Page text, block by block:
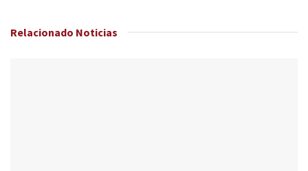
Relacionado Noticias